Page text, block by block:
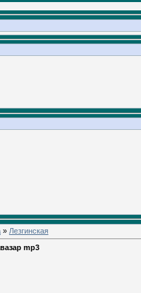
» Лезгинская
mp3